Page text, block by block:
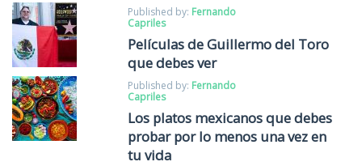
Published by: Fernando
Capriles
Películas de Guillermo del Toro
que debes ver
Published by: Fernando
Capriles
Los platos mexicanos que debes
probar por lo menos una vez en
tu vida